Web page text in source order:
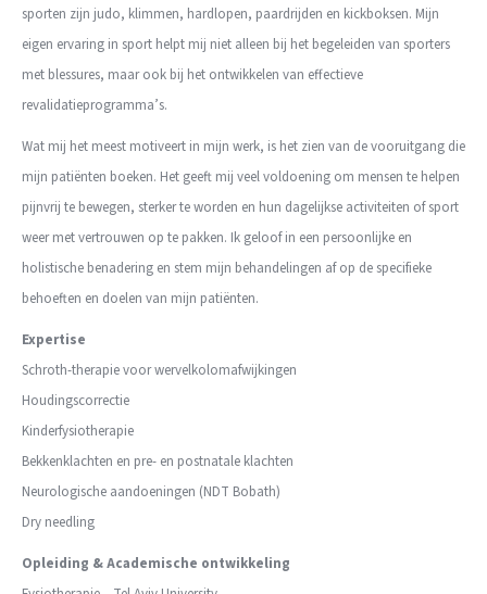
sporten zijn judo, klimmen, hardlopen, paardrijden en kickboksen. Mijn
eigen ervaring in sport helpt mij niet alleen bij het begeleiden van sporters
met blessures, maar ook bij het ontwikkelen van effectieve
revalidatieprogramma’s.
Wat mij het meest motiveert in mijn werk, is het zien van de vooruitgang die
mijn patiënten boeken. Het geeft mij veel voldoening om mensen te helpen
pijnvrij te bewegen, sterker te worden en hun dagelijkse activiteiten of sport
weer met vertrouwen op te pakken. Ik geloof in een persoonlijke en
holistische benadering en stem mijn behandelingen af op de specifieke
behoeften en doelen van mijn patiënten.
Expertise
Schroth-therapie voor wervelkolomafwijkingen
Houdingscorrectie
Kinderfysiotherapie
Bekkenklachten en pre- en postnatale klachten
Neurologische aandoeningen (NDT Bobath)
Dry needling
Opleiding & Academische ontwikkeling